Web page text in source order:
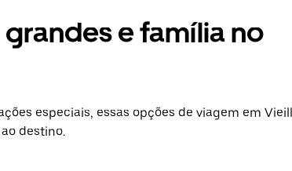
e família no
especiais, essas opções de viagem em
destino.